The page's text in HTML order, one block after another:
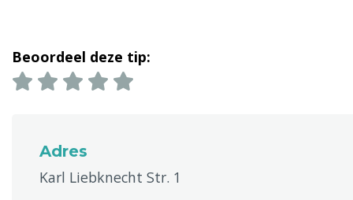
Beoordeel deze tip:
Adres
Karl Liebknecht Str. 1